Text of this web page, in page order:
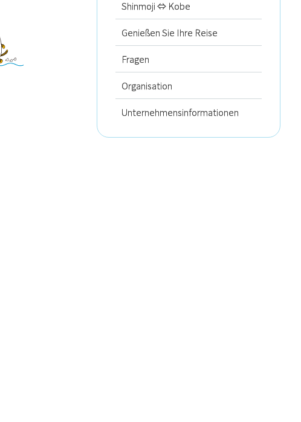
Shinmoji ⇔ Kobe
Genießen Sie Ihre Reise
Fragen
Organisation
Unternehmensinformationen